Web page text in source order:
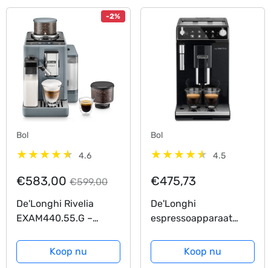
-2%
Bol
4.6
€583,00 €599,00
De'Longhi Rivelia
EXAM440.55.G –
espressomachine –
Pebble Grey
Koop nu
Bol
4.5
€475,73
De'Longhi
espressoapparaat
Koop nu